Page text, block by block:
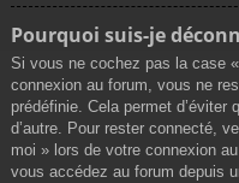
Pourquoi suis-je
Si vous ne cochez pas la case
connexion au forum, vous ne
prédéfinie. Cela permet d’éviter
d’autre. Pour rester connecté,
moi » lors de votre connexion
vous accédez au forum depuis